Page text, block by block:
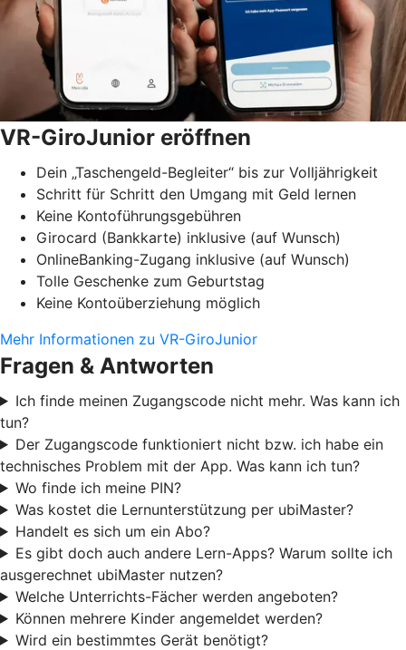
VR-GiroJunior eröffnen
Dein „Taschengeld-Begleiter“ bis zur Volljährigkeit
Schritt für Schritt den Umgang mit Geld lernen
Keine Kontoführungsgebühren
Girocard (Bankkarte) inklusive (auf Wunsch)
OnlineBanking-Zugang inklusive (auf Wunsch)
Tolle Geschenke zum Geburtstag
Keine Kontoüberziehung möglich
Mehr Informationen zu VR-GiroJunior
Fragen & Antworten
Ich finde meinen Zugangscode nicht mehr. Was kann ich
tun?
Der Zugangscode funktioniert nicht bzw. ich habe ein
technisches Problem mit der App. Was kann ich tun?
Wo finde ich meine PIN?
Was kostet die Lernunterstützung per ubiMaster?
Handelt es sich um ein Abo?
Es gibt doch auch andere Lern-Apps? Warum sollte ich
ausgerechnet ubiMaster nutzen?
Welche Unterrichts-Fächer werden angeboten?
Können mehrere Kinder angemeldet werden?
Wird ein bestimmtes Gerät benötigt?